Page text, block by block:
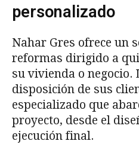
personalizado
Nahar Gres ofrece un
reformas dirigido a
su vivienda o negocio.
disposición de sus
especializado que
proyecto, desde el
ejecución final.